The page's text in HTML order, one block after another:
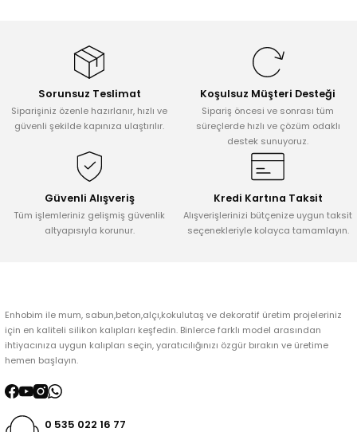
Sorunsuz Teslimat
Siparişiniz özenle hazırlanır, hızlı ve
güvenli şekilde kapınıza ulaştırılır.
Koşulsuz Müşteri Desteği
Sipariş öncesi ve sonrası tüm
süreçlerde hızlı ve çözüm odaklı
destek sunuyoruz.
Güvenli Alışveriş
Tüm işlemleriniz gelişmiş güvenlik
altyapısıyla korunur.
Kredi Kartına Taksit
Alışverişlerinizi bütçenize uygun taksit
seçenekleriyle kolayca tamamlayın.
Enhobim ile mum, sabun,beton,alçı,kokulutaş ve dekoratif üretim projeleriniz
için en kaliteli silikon kalıpları keşfedin. Binlerce farklı model arasından
ihtiyacınıza uygun kalıpları seçin, yaratıcılığınızı özgür bırakın ve üretime
hemen başlayın.
0 535 022 16 77